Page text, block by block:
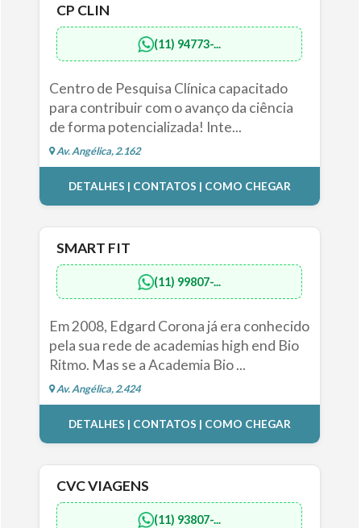
CP CLIN
(11) 94773-...
Centro de Pesquisa Clínica capacitado
para contribuir com o avanço da ciência
de forma potencializada! Inte...
Av. Angélica, 2.162
DETALHES | CONTATOS | COMO CHEGAR
SMART FIT
(11) 99807-...
Em 2008, Edgard Corona já era conhecido
pela sua rede de academias high end Bio
Ritmo. Mas se a Academia Bio ...
Av. Angélica, 2.424
DETALHES | CONTATOS | COMO CHEGAR
CVC VIAGENS
(11) 93807-...